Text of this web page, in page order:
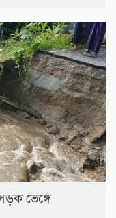
ভেঙ্গে